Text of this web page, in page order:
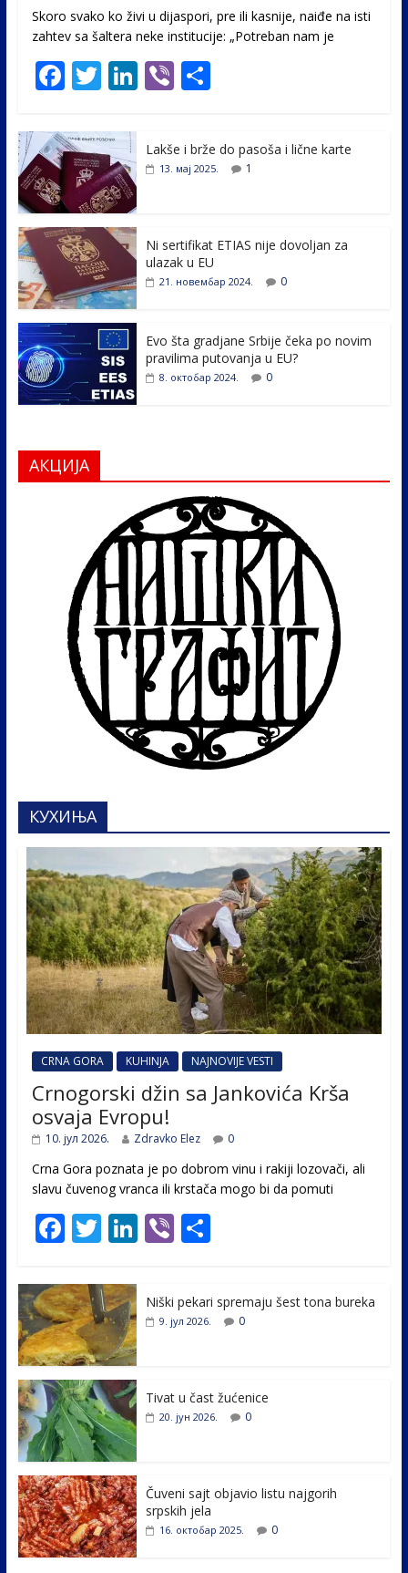
Skoro svako ko živi u dijaspori, pre ili kasnije, naiđe na isti
zahtev sa šaltera neke institucije: „Potreban nam je
F
e
b
o
o
k
T
itt
er
Li
e
Vi
er
S
ar
e
Lakše i brže do pasoša i lične karte
13. мај 2025. 1
Ni sertifikat ETIAS nije dovoljan za
ulazak u EU
21. новембар 2024. 0
Evo šta gradjane Srbije čeka po novim
pravilima putovanja u EU?
8. октобар 2024. 0
АКЦИЈА
КУХИЊА
CRNA GORA KUHINJA NAJNOVIJE VESTI
Crnogorski džin sa Jankovića Krša
osvaja Evropu!
10. јул 2026. Zdravko Elez 0
Crna Gora poznata je po dobrom vinu i rakiji lozovači, ali
slavu čuvenog vranca ili krstača mogo bi da pomuti
F
e
b
o
o
k
T
itt
er
Li
e
Vi
er
S
e
Niški pekari spremaju šest tona bureka
9. јул 2026. 0
Tivat u čast žućenice
20. јун 2026. 0
Čuveni sajt objavio listu najgorih
srpskih jela
16. октобар 2025. 0